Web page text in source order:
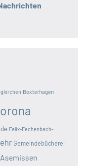
Bexterhagen
Felix-Fechenbach-
Gemeindebücherei